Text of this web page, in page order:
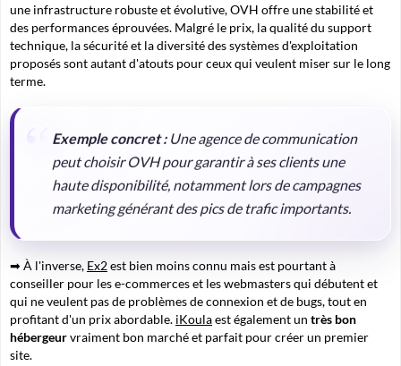
une infrastructure robuste et évolutive, OVH offre une stabilité et
des performances éprouvées. Malgré le prix, la qualité du support
technique, la sécurité et la diversité des systèmes d'exploitation
proposés sont autant d'atouts pour ceux qui veulent miser sur le long
terme.
Exemple concret :Une agence de communication
peut choisir OVH pour garantir à ses clients une
haute disponibilité, notamment lors de campagnes
marketing générant des pics de trafic importants.
➡ À l'inverse, Ex2est bien moins connu mais est pourtant à
conseiller pour les e-commerces et les webmasters qui débutent et
qui ne veulent pas de problèmes de connexion et de bugs, tout en
profitant d'un prix abordable. iKoulaest également un très bon
hébergeurvraiment bon marché et parfait pour créer un premier
site.